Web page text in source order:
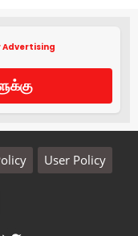
Advertising
User Policy